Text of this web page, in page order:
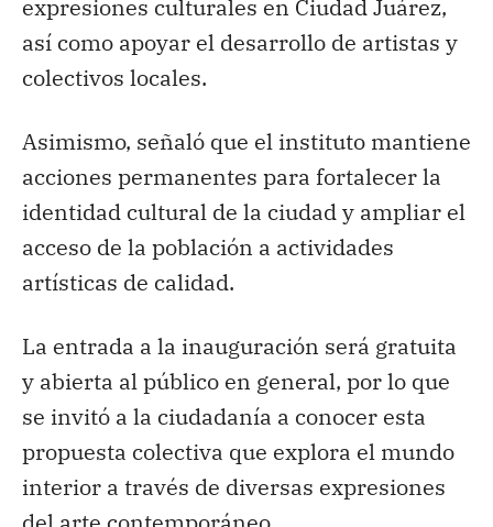
expresiones culturales en Ciudad Juárez,
así como apoyar el desarrollo de artistas y
colectivos locales.
Asimismo, señaló que el instituto mantiene
acciones permanentes para fortalecer la
identidad cultural de la ciudad y ampliar el
acceso de la población a actividades
artísticas de calidad.
La entrada a la inauguración será gratuita
y abierta al público en general, por lo que
se invitó a la ciudadanía a conocer esta
propuesta colectiva que explora el mundo
interior a través de diversas expresiones